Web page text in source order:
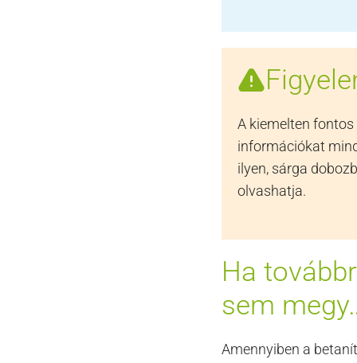
A kiemelten fontos
információkat
ilyen, sárga
olvashatja.
Ha
sem
Amennyiben a